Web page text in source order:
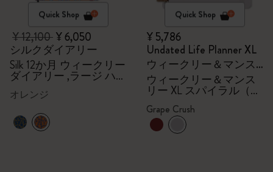
Quick Shop
¥ 12,100¥ 6,050
シルクダイアリー
Silk 12か月 ウィークリー
ダイアリー ,ラージ ハー
ドカバー（オレンジ）,
ギフトボックス
オレンジ
Quick Shop
¥ 5,786
Undated Life Planner XL
ウィークリー＆マンス
リー XL スパイラル（グ
レープクラッシュ）
ウィークリー＆マンス
リー XL スパイラル（グ
レープクラッシュ）
Grape Crush